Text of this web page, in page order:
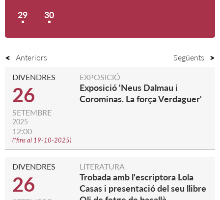
29 30
Anteriors Següents
DIVENDRES
26
SETEMBRE
2025
12:00
(*fins al 19-10-2025)
EXPOSICIÓ
Exposició 'Neus Dalmau i
Corominas. La força Verdaguer'
DIVENDRES
26
LITERATURA
Trobada amb l'escriptora Lola
Casas i presentació del seu llibre